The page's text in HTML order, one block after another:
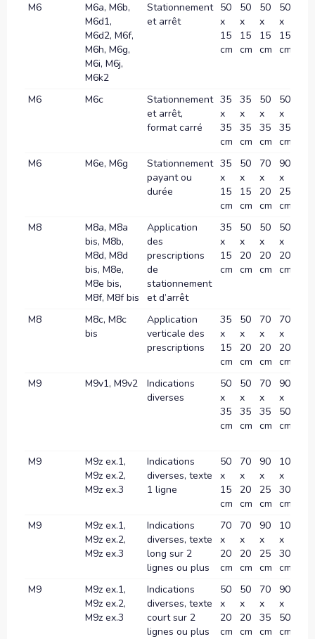
M6
M6a, M6b,
M6d1,
M6d2, M6f,
M6h, M6g,
M6i, M6j,
M6k2
Stationnement
et arrêt
50
x
15
cm
50
x
15
cm
50
x
15
cm
50
x
15
cm
M6 M6c
Stationnement
et arrêt,
format carré
35
x
35
cm
35
x
35
cm
50
x
35
cm
50
x
35
cm
M6 M6e, M6g
Stationnement
payant ou
durée
35
x
15
cm
50
x
15
cm
70
x
20
cm
90
x
25
cm
M8
M8a, M8a
bis, M8b,
M8d, M8d
bis, M8e,
M8e bis,
M8f, M8f bis
Application
des
prescriptions
de
stationnement
et d’arrêt
35
x
15
cm
50
x
20
cm
50
x
20
cm
50
x
20
cm
M8
M8c, M8c
bis
Application
verticale des
prescriptions
35
x
15
cm
50
x
20
cm
70
x
20
cm
70
x
20
cm
M9 M9v1, M9v2
Indications
diverses
50
x
35
cm
50
x
35
cm
70
x
35
cm
90
x
50
cm
M9
M9z ex.1,
M9z ex.2,
M9z ex.3
Indications
diverses, texte
1 ligne
50
x
15
cm
70
x
20
cm
90
x
25
cm
100
x
30
cm
M9
M9z ex.1,
M9z ex.2,
M9z ex.3
Indications
diverses, texte
long sur 2
lignes ou plus
70
x
20
cm
70
x
20
cm
90
x
25
cm
100
x
30
cm
M9
M9z ex.1,
M9z ex.2,
M9z ex.3
Indications
diverses, texte
court sur 2
lignes ou plus
50
x
20
cm
50
x
20
cm
70
x
35
cm
90
x
50
cm